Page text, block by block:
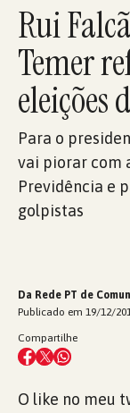
Rui
Temer
eleições
Para o
vai piorar com
Previdência e
golpistas
Da Rede PT de
Publicado em 19/12/
Compartilhe
O like no meu